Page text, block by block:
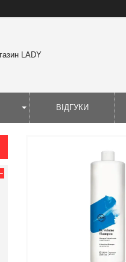
LADY
ВІДГУКИ